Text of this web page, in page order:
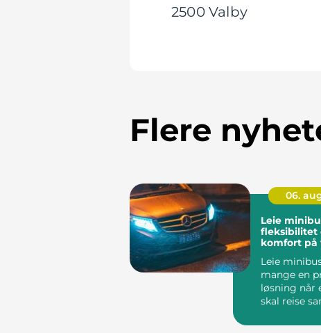
2500 Valby
Flere
06.
Leie
fleksibilitet
komfort på
Leie
mange en
løsning når
skal reise